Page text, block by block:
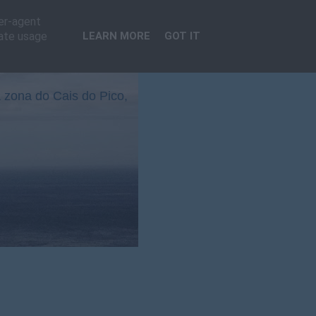
do Cais do Pico,
agent
usage
LEARN MORE GOT IT